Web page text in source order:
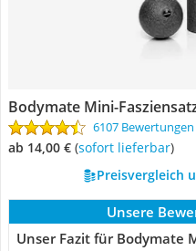
Bodymate Mini-
6107 Bewertungen
ab 14,00 € ( Sofort lieferbar)
Preisvergleich
Unsere
Unser Fazit für Bodymate